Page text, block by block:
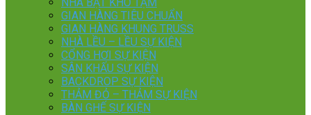
GIAN HÀNG TIÊU CHUẨN
GIAN HÀNG KHUNG TRUSS
NHÀ LỀU – LỀU SỰ KIỆN
CỔNG HƠI SỰ KIỆN
SÂN KHẤU SỰ KIỆN
BACKDROP SỰ KIỆN
THẢM ĐỎ – THẢM SỰ KIỆN
BÀN GHẾ SỰ KIỆN